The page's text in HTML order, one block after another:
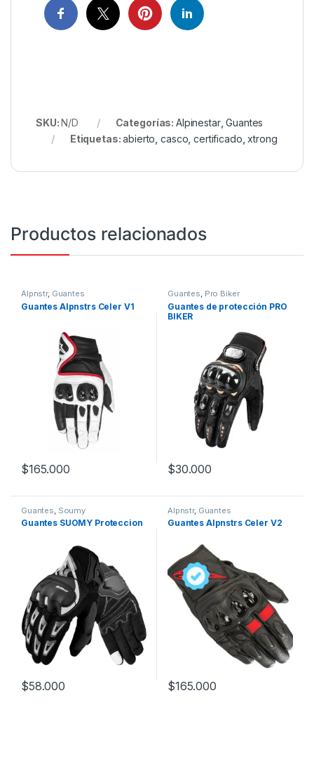
SKU:N/D Categorías: Alpinestar,Guantes
Etiquetas:abierto ,casco ,certificado ,xtrong
Productos relacionados
Alpnstr, Guantes
Guantes Alpnstrs Celer V1
$165.000
Guantes, Pro Biker
Guantes de protección PRO
BIKER
$30.000
Guantes Soumy
Guantes SUOMY Proteccion
$58.000
Alpnstr, Guantes
Guantes Alpnstrs Celer V2
$165.000